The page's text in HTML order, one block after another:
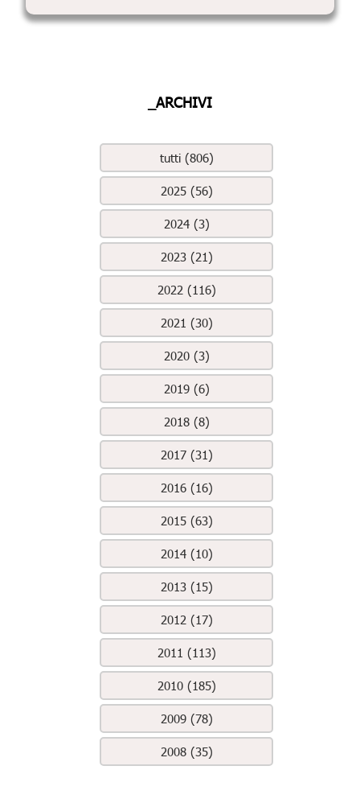
_ARCHIVI
tutti (806)
2025 (56)
2024 (3)
2023 (21)
2022 (116)
2021 (30)
2020 (3)
2019 (6)
2018 (8)
2017 (31)
2016 (16)
2015 (63)
2014 (10)
2013 (15)
2012 (17)
2011 (113)
2010 (185)
2009 (78)
2008 (35)